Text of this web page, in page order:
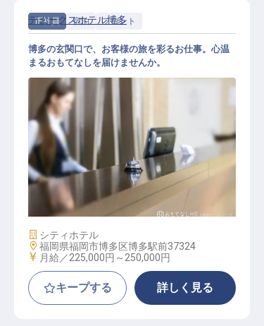
正社員 宿泊 フロント
ホテルフロント
デュークスホテル博多
博多の玄関口で、お客様の旅を彩るお仕事。心温
まるおもてなしを届けませんか。
施設業態
シティホテル
勤務地
福岡県福岡市博多区博多駅前37324
給与
月給／225,000円～ 250,000円
キープする 詳しく見る